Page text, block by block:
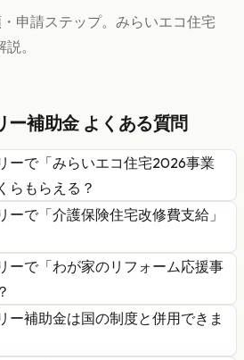
申請ステップ。みらいエコ住宅
。
ー補助金 よくある質問
ーで「みらいエコ住宅2026事業
らもらえる？
ーで「介護保険住宅改修費支給 」
ーで「わが家のリフォーム応援事
ー補助金は国の制度と併用できま